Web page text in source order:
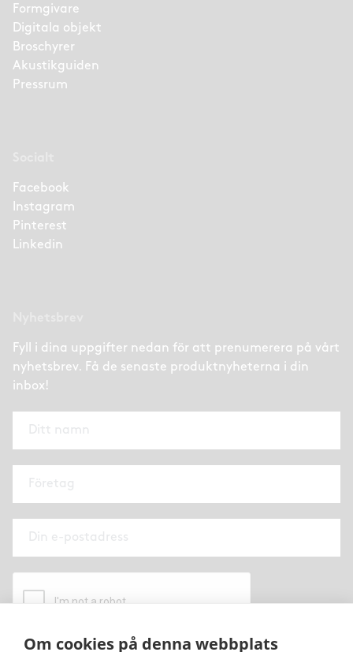
Formgivare
Digitala objekt
Broschyrer
Akustikguiden
Pressrum
Facebook
Instagram
Pinterest
Linkedin
Fyll i dina uppgifter nedan för att prenumerera på vårt
nyhetsbrev. Få de senaste produktnyheterna i din
inbox!
Om cookies på denna webbplats